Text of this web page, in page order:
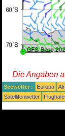
Die Angaben
Seewetter : Europa
Satellitenwetter